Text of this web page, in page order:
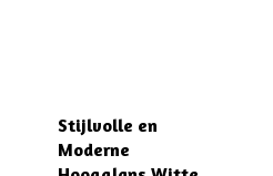
Stijlvolle en
Moderne